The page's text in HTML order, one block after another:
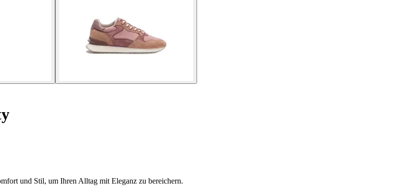
und Stil, um Ihren Alltag mit Eleganz zu bereichern.